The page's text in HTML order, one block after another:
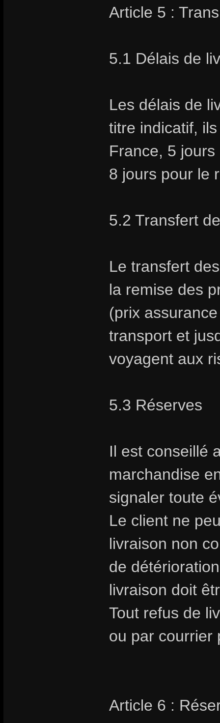
Article 5 :
5.1 Délais de
Les délais de
titre indicatif,
France, 5
8 jours pour le
5.2 Transfert
Le transfert
la remise des
(prix
transport et
voyagent aux
5.3 Réserves
Il est conseillé
marchandise
signaler toute
Le client ne
livraison non
de
livraison doit
Tout refus de
ou par courrier
Article 6 :